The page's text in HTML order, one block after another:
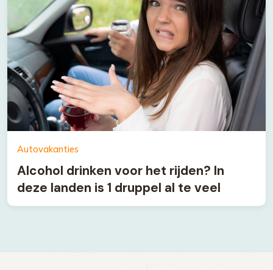
Autovakanties
Alcohol drinken voor het rijden? In
deze landen is 1 druppel al te veel